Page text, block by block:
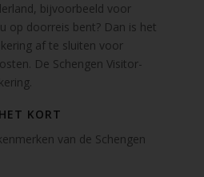
bijvoorbeeld voor
op doorreis bent? Dan is het
af te sluiten voor
De Schengen Visitor-
KORT
van de Schengen